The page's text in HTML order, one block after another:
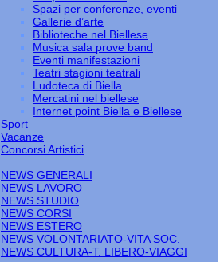
Spazi per conferenze, eventi
Gallerie d’arte
Biblioteche nel Biellese
Musica sala prove band
Eventi manifestazioni
Teatri stagioni teatrali
Ludoteca di Biella
Mercatini nel biellese
Internet point Biella e Biellese
Sport
Vacanze
Concorsi Artistici
NEWS GENERALI
NEWS LAVORO
NEWS STUDIO
NEWS CORSI
NEWS ESTERO
NEWS VOLONTARIATO-VITA SOC.
NEWS CULTURA-T. LIBERO-VIAGGI